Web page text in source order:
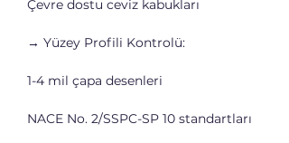
Çevre dostu ceviz kabukları
→ Yüzey Profili Kontrolü:
1-4 mil çapa desenleri
NACE No. 2/SSPC-SP 10 standartları